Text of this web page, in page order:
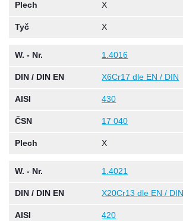
Plech X
Tyč X
W. - Nr. 1.4016
DIN / DIN EN X6Cr17 dle EN / DIN
AISI 430
ČSN 17 040
Plech X
W. - Nr. 1.4021
DIN / DIN EN X20Cr13 dle EN / DIN
AISI 420